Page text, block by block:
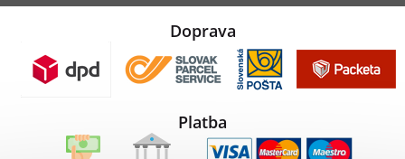
Doprava
Platba